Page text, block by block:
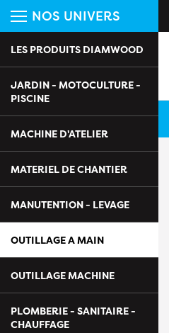
NOS UNIVERS
LES PRODUITS DIAMWOOD
JARDIN - MOTOCULTURE -
PISCINE
MACHINE D'ATELIER
MATERIEL DE CHANTIER
MANUTENTION - LEVAGE
OUTILLAGE A MAIN
OUTILLAGE MACHINE
PLOMBERIE - SANITAIRE -
CHAUFFAGE